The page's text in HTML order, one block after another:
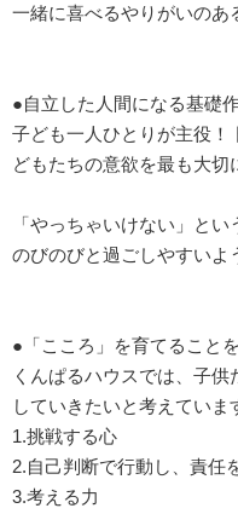
一緒に喜べるやりがいのあ
●自立した人間になる基礎
子ども一人ひとりが主役！
どもたちの意欲を最も大切
「やっちゃいけない」と
のびのびと過ごしやすいよ
●「こころ」を育てること
くんぱるハウスでは、子
していきたいと考えていま
1.挑戦する心
2.自己判断で行動し、責任
3.考える力